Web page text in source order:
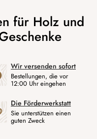
Wir versenden sofort
Bestellungen, die vor
12:00 Uhr eingehen
Die Förderwerkstatt
Sie unterstützen einen
guten Zweck